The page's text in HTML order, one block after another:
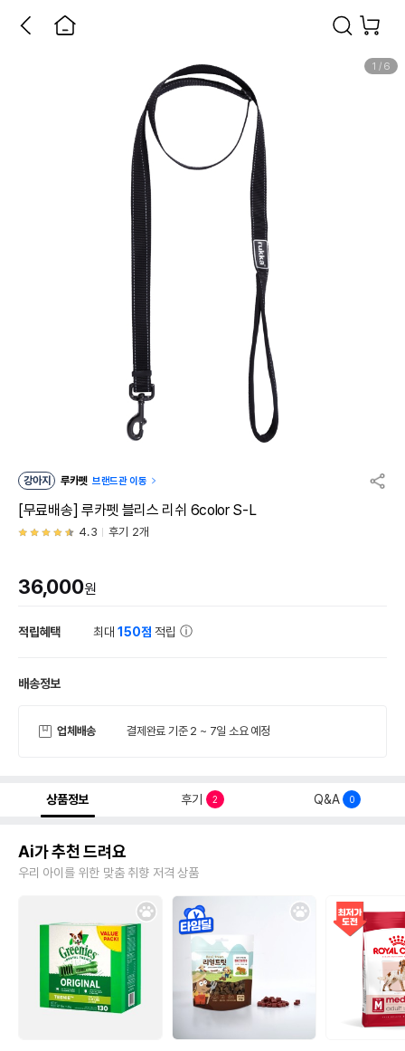
1 / 6
강아지 루카펫 브랜드관 이동
[무료배송] 루카펫 블리스 리쉬 6color S-L
4.3 후기 2개
36,000원
적립혜택 최대150점 적립
배송정보
업체배송 결제완료 기준 2 ~ 7일 소요 예정
상품정보 후기 2 Q&A 0
Ai가 추천 드려요
우리 아이를 위한 맞춤 취향 저격 상품